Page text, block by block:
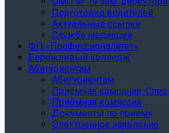
Подготовка водителей
Актуальные ссылки
Служба медиации
ФП «Профессионалитет»
Бережливый колледж
Абитуриентам
Абитуриентам
Приёмная кампания.
Приёмная комиссия
Документы по приёму
Электронное заявление